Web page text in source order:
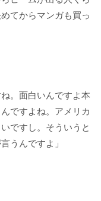
てからマンガも買っ
。面白いんですよ本
ですよね。アメリカ
ですし。そういうと
うんですよ」